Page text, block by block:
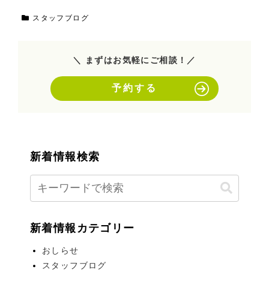
スタッフブログ
＼ まずはお気軽にご相談！／
予約する
新着情報検索
新着情報カテゴリー
おしらせ
スタッフブログ